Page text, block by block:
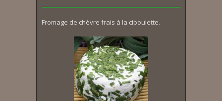
Fromage de chèvre frais à la ciboulette.